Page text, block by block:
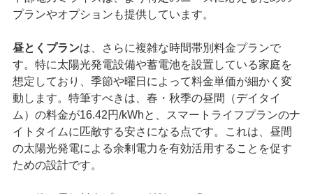
プランやオプションも提供しています。
昼とくプランは、さらに複雑な時間帯別料金プランで
す。特に太陽光発電設備や蓄電池を設置している家庭を
想定しており、季節や曜日によって料金単価が細かく変
動します。特筆すべきは、春・秋季の昼間（デイタイ
ム）の料金が16.42円/kWhと、スマートライフプランのナ
イトタイムに匹敵する安さになる点です。これは、昼間
の太陽光発電による余剰電力を有効活用することを促す
ための設計です。